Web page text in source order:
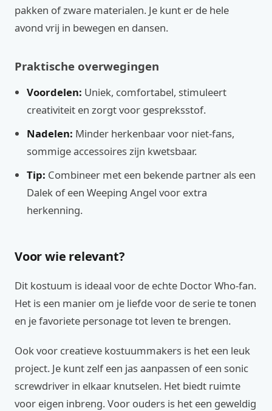
pakken of zware materialen. Je kunt er de hele
avond vrij in bewegen en dansen.
Praktische overwegingen
Voordelen: Uniek, comfortabel, stimuleert
creativiteit en zorgt voor gespreksstof.
Nadelen: Minder herkenbaar voor niet-fans,
sommige accessoires zijn kwetsbaar.
Tip: Combineer met een bekende partner als een
Dalek of een Weeping Angel voor extra
herkenning.
Voor wie relevant?
Dit kostuum is ideaal voor de echte Doctor Who-fan.
Het is een manier om je liefde voor de serie te tonen
en je favoriete personage tot leven te brengen.
Ook voor creatieve kostuummakers is het een leuk
project. Je kunt zelf een jas aanpassen of een sonic
screwdriver in elkaar knutselen. Het biedt ruimte
voor eigen inbreng. Voor ouders is het een geweldig